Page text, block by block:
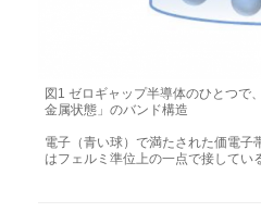
図1 ゼロギャップ半導体のひとつで
金属状態」のバンド構造
電子（青い球）で満たされた価電
はフェルミ準位上の一点で接してい